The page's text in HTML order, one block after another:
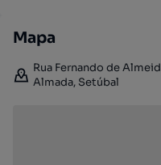
Mapa
Rua Fernando de
Almada, Setúbal